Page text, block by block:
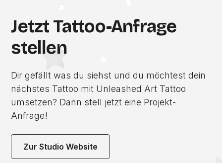
Jetzt Tattoo-Anfrage
stellen
Dir gefällt was du siehst und du möchtest dein
nächstes Tattoo mit Unleashed Art Tattoo
umsetzen? Dann stell jetzt eine Projekt-
Anfrage!
Zur Studio Website